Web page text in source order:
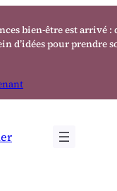
bien-être est arrivé :
d’idées pour prendre